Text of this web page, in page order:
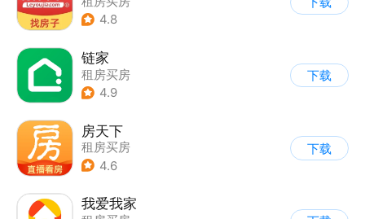
4.8
链家
租房买房
4.9
下载
房天下
租房买房
4.6
下载
我爱我家